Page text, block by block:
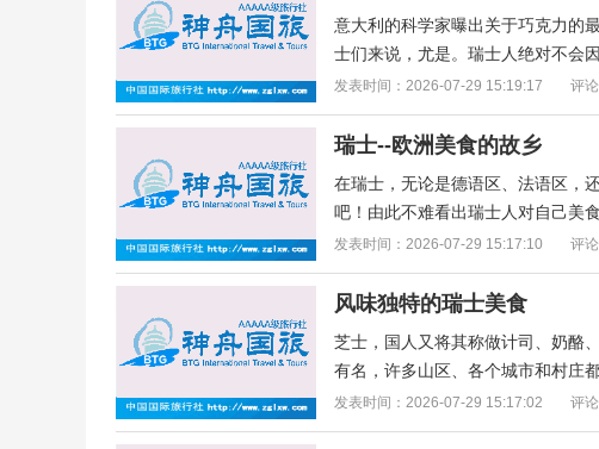
意大利的科学家曝出关于巧克力的
士们来说，尤是。瑞士人绝对不会
发表时间：2026-07-29 15:19:17 评
瑞士--欧洲美食的故乡
在瑞士，无论是德语区、法语区，
吧！由此不难看出瑞士人对自己美
发表时间：2026-07-29 15:17:10 评
风味独特的瑞士美食
芝士，国人又将其称做计司、奶酪
有名，许多山区、各个城市和村庄
发表时间：2026-07-29 15:17:02 评